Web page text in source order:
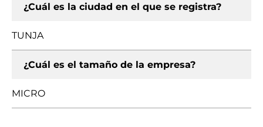
¿Cuál es la ciudad en el que se registra?
TUNJA
¿Cuál es el tamaño de la empresa?
MICRO